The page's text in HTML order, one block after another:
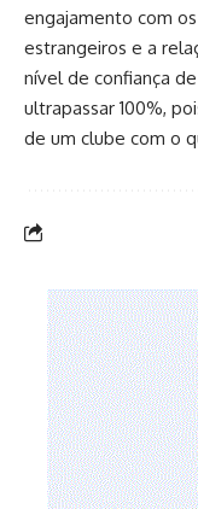
engajamento com
estrangeiros e a
nível de confiança
ultrapassar 100%,
de um clube com o